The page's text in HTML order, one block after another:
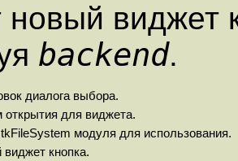
новый виджет
backend.
диалога выбора.
открытия для виджета.
модуля для использования.
виджет кнопка.